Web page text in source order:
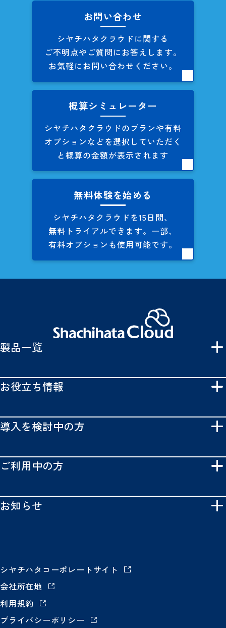
お問い合わせ
シヤチハタクラウドに関する
ご不明点やご質問にお答えします。
お気軽にお問い合わせください。
概算シミュレーター
シヤチハタクラウドのプランや有料
オプションなどを選択していただく
と概算の金額が表示されます
無料体験を始める
シヤチハタクラウドを15日間、
無料トライアルできます。 一部、
有料オプションも使用可能です。
製品一覧
お役立ち情報
導入を検討中の方
ご利用中の方
お知らせ
シヤチハタコーポレートサイト
会社所在地
利用規約
プライバシーポリシー